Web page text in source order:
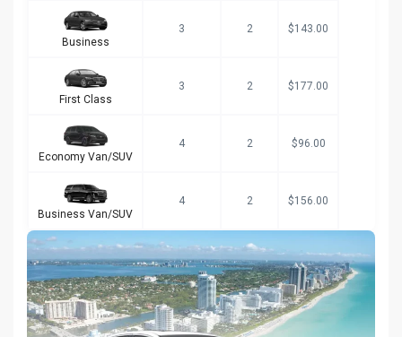
Business
3 2 $143.00
First Class
3 2 $177.00
Economy Van/SUV
4 2 $96.00
Business Van/SUV
4 2 $156.00